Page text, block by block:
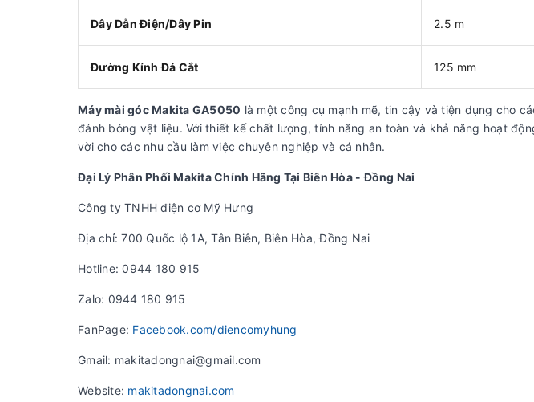
Dây Dẫn Điện/Dây Pin 2.5 m
Đường Kính Đá Cắt 125 mm
Máy mài góc Makita GA5050 là một công cụ mạnh mẽ, tin cậy và tiện dụng cho
đánh bóng vật liệu. Với thiết kế chất lượng, tính năng an toàn và khả năng hoạt
vời cho các nhu cầu làm việc chuyên nghiệp và cá nhân.
Đại Lý Phân Phối Makita Chính Hãng Tại Biên Hòa - Đồng Nai
Công ty TNHH điện cơ Mỹ Hưng
Địa chỉ: 700 Quốc lộ 1A, Tân Biên, Biên Hòa, Đồng Nai
Hotline: 0944 180 915
Zalo: 0944 180 915
FanPage: Facebook.com/diencomyhung
Gmail: makitadongnai@gmail.com
Website: makitadongnai.com